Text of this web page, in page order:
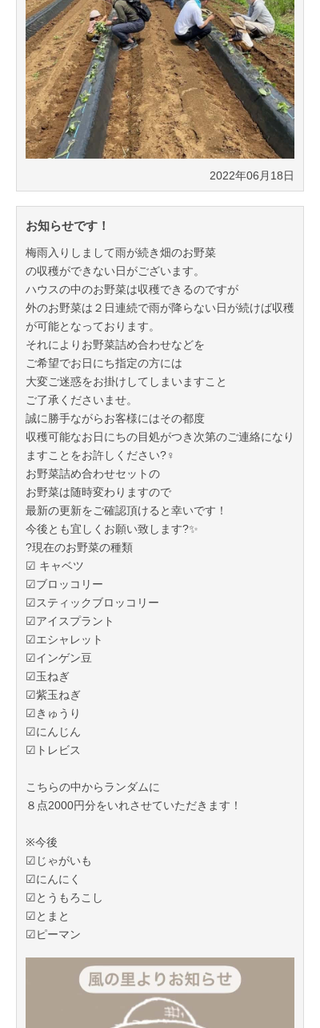
2022年06月18日
お知らせです！
梅雨入りしまして雨が続き畑のお野菜
の収穫ができない日がございます。
ハウスの中のお野菜は収穫できるのですが
外のお野菜は２日連続で雨が降らない日が続けば収穫
が可能となっております。
それによりお野菜詰め合わせなどを
ご希望でお日にち指定の方には
大変ご迷惑をお掛けしてしまいますこと
ご了承くださいませ。
誠に勝手ながらお客様にはその都度
収穫可能なお日にちの目処がつき次第のご連絡になり
ますことをお許しください?‍♀️
お野菜詰め合わせセットの
お野菜は随時変わりますので
最新の更新をご確認頂けると幸いです！
今後とも宜しくお願い致します?✨
?現在のお野菜の種類
☑︎ キャベツ
☑︎ブロッコリー
☑︎スティックブロッコリー
☑︎アイスプラント
☑︎エシャレット
☑︎インゲン豆
☑︎玉ねぎ
☑︎紫玉ねぎ
☑︎きゅうり
☑︎にんじん
☑︎トレビス
こちらの中からランダムに
８点2000円分をいれさせていただきます！
※今後
☑︎じゃがいも
☑︎にんにく
☑︎とうもろこし
☑︎とまと
☑︎ピーマン